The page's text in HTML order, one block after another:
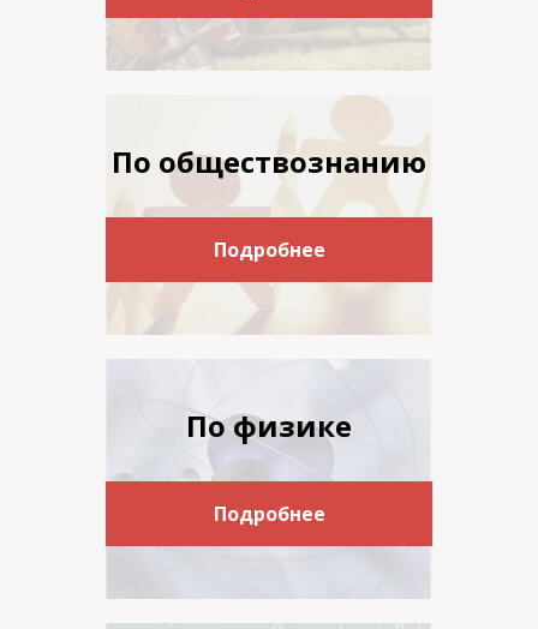
По обществознанию
Подробнее
По физике
Подробнее